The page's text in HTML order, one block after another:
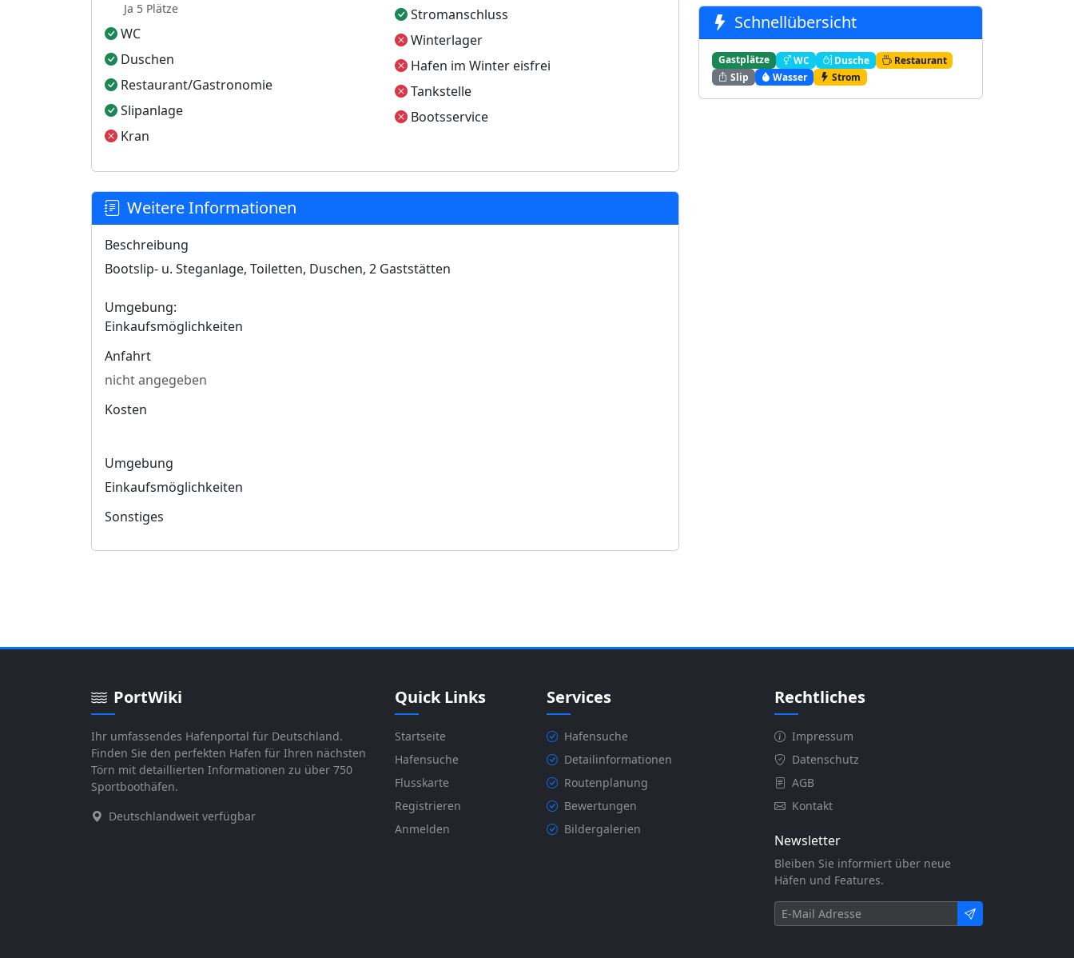
Ja 5 Plätze
WC
Duschen
Restaurant/Gastronomie
Slipanlage
Kran
Stromanschluss
Winterlager
Hafen im Winter eisfrei
Tankstelle
Bootsservice
Weitere Informationen
Beschreibung
Bootslip- u. Steganlage, Toiletten, Duschen, 2 Gaststätten
Umgebung:
Einkaufsmöglichkeiten
Anfahrt
nicht angegeben
Kosten
Umgebung
Einkaufsmöglichkeiten
Sonstiges
Schnellübersicht
Gastplätze WC Dusche
Restaurant
Slip
Wasser Strom
PortWiki
Ihr umfassendes Hafenportal für Deutschland.
Finden Sie den perfekten Hafen für Ihren nächsten
Törn mit detaillierten Informationen zu über 750
Sportboothäfen.
Deutschlandweit verfügbar
Quick Links
Startseite
Hafensuche
Flusskarte
Registrieren
Anmelden
Services
Hafensuche
Detailinformationen
Routenplanung
Bewertungen
Bildergalerien
Rechtliches
Impressum
Datenschutz
AGB
Kontakt
Newsletter
Bleiben Sie informiert über neue
Häfen und Features.